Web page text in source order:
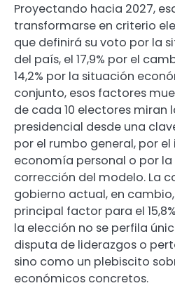
Proyectando hacia 2027,
transformarse en criterio
que definirá su voto por la
del país, el 17,9% por el
14,2% por la situación
conjunto, esos factores
de cada 10 electores miran
presidencial desde una
por el rumbo general, por
economía personal o por
corrección del modelo. La
gobierno actual, en
principal factor para el
la elección no se perfila
disputa de liderazgos o
sino como un plebiscito
económicos concretos.